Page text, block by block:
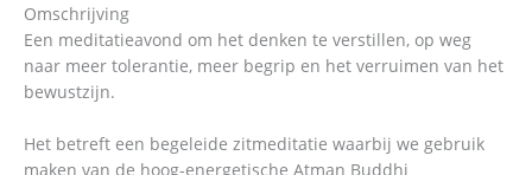
Omschrijving
Een meditatieavond om het denken te verstillen, op weg
naar meer tolerantie, meer begrip en het verruimen van het
bewustzijn.
Het betreft een begeleide zitmeditatie waarbij we gebruik
maken van de hoog-energetische Atman Buddhi